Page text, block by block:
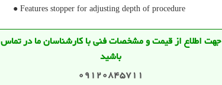
● Features stopper for adjusting depth of procedure
جهت اطلاع از قیمت و مشخصات فنی با کارشناسان ما در تماس
باشید
09120845711